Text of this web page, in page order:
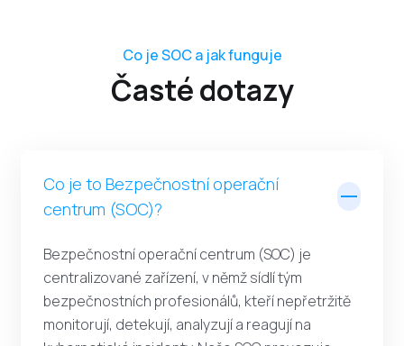
Co je SOC a jak funguje
Časté dotazy
Co je to Bezpečnostní operační
centrum (SOC)?
Bezpečnostní operační centrum (SOC) je
centralizované zařízení, v němž sídlí tým
bezpečnostních profesionálů, kteří nepřetržitě
monitorují, detekují, analyzují a reagují na